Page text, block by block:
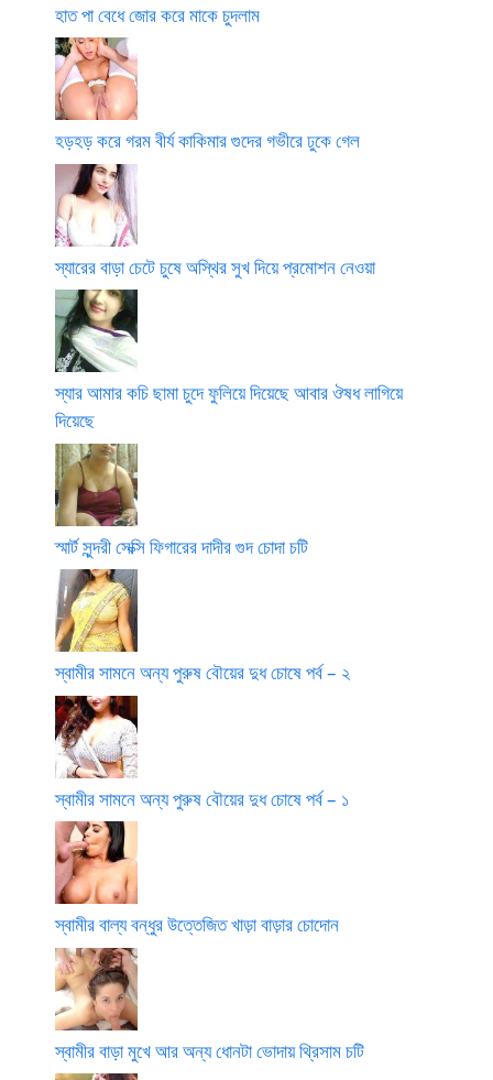
হাত পা বেধে জোর করে মাকে চুদলাম
হড়হড় করে গরম বীর্য কাকিমার গুদের গভীরে ঢুকে গেল
স্যারের বাড়া চেটে চুষে অস্থির সুখ দিয়ে প্রমোশন নেওয়া
স্যার আমার কচি ছামা চুদে ফুলিয়ে দিয়েছে আবার ঔষধ লাগিয়ে
দিয়েছে
স্মার্ট সুন্দরী সেক্সি ফিগারের দাদীর গুদ চোদা চটি
স্বামীর সামনে অন্য পুরুষ বৌয়ের দুধ চোষে পর্ব – ২
স্বামীর সামনে অন্য পুরুষ বৌয়ের দুধ চোষে পর্ব – ১
স্বামীর বাল্য বন্ধুর উত্তেজিত খাড়া বাড়ার চোদোন
স্বামীর বাড়া মুখে আর অন্য ধোনটা ভোদায় থ্রিসাম চটি